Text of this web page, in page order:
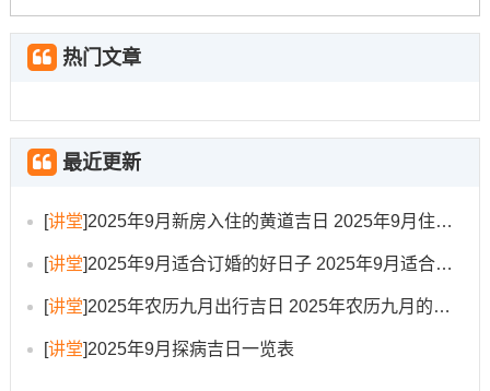
遵循2025年9月吉日原则;结合生肖运势跟风水布局,助力宝
宝健康成长与家庭福祉！择吉时需配合具体八字调整?!民
热门文章
最近更新
[讲堂]2025年9月新房入住的黄道吉日 2025年9月住新房黄道吉日有哪些
[讲堂]2025年9月适合订婚的好日子 2025年9月适合订婚的黄道吉日
[讲堂]2025年农历九月出行吉日 2025年农历九月的最佳吉日
[讲堂]2025年9月探病吉日一览表